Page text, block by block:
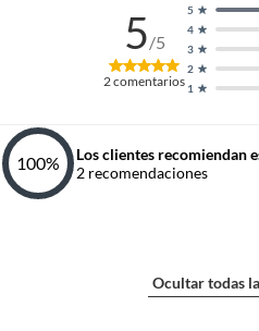
5/5
2comentarios 1
2
3
4
5
100%
Los clientes recomiendan
2 recomendaciones
Ocultar todas